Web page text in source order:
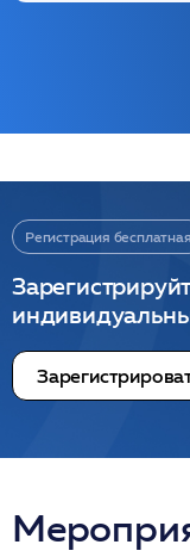
Регистрация бесплатная